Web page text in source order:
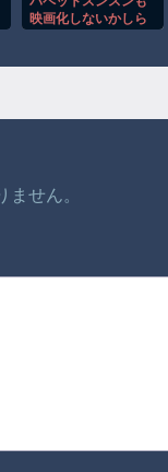
映画化しないかしら
せん。